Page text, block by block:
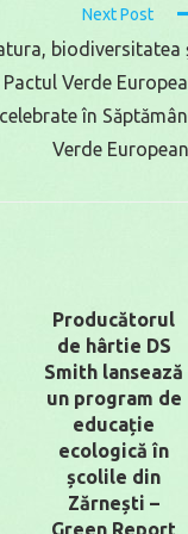
Next Post
biodiversitatea
Pactul Verde
celebrate în
Verde
Producătorul
de hârtie DS
Smith lansează
un program de
educație
ecologică în
școlile din
Zărnești –
Green Report